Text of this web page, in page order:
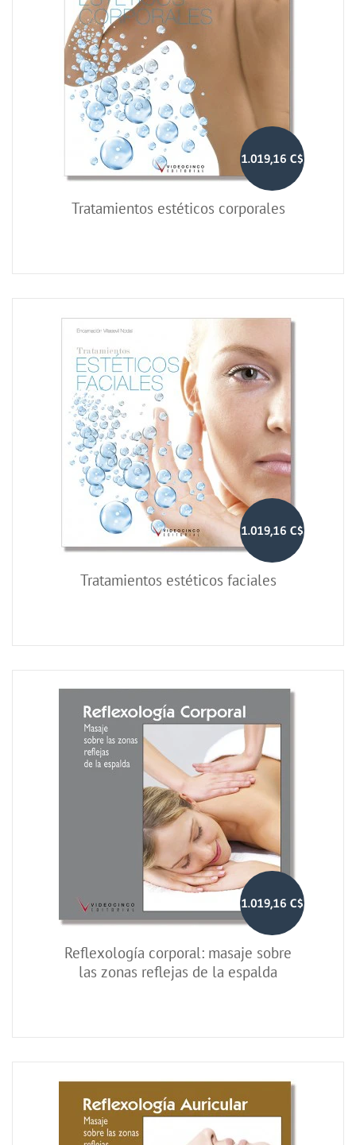
1.019,16 C$
Tratamientos estéticos corporales
1.019,16 C$
Tratamientos estéticos faciales
1.019,16 C$
Reflexología corporal: masaje sobre
las zonas reflejas de la espalda